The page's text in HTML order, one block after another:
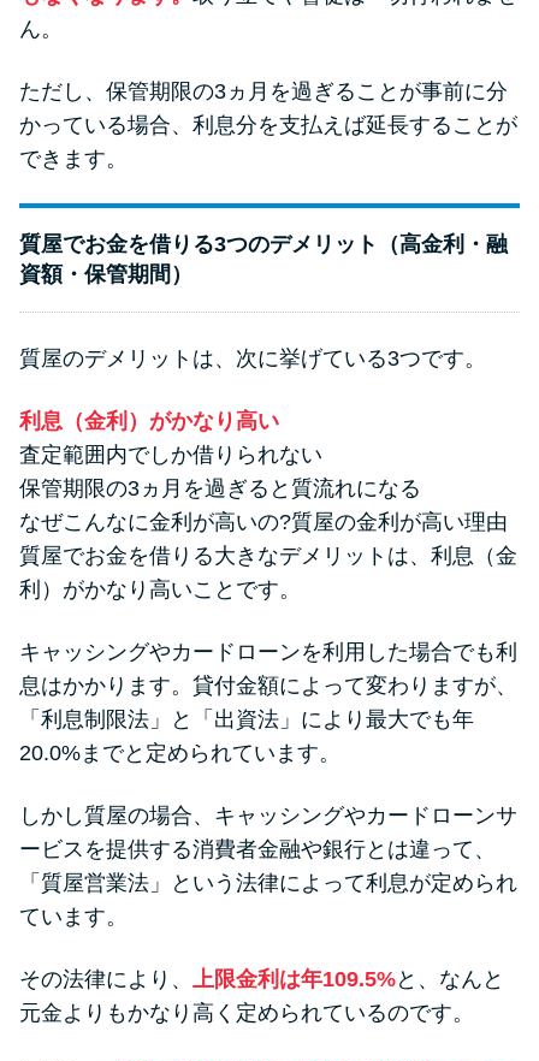
ん。
ただし、保管期限の3ヵ月を過ぎることが事前に分
かっている場合、利息分を支払えば延長することが
できます。
質屋でお金を借りる3つのデメリット（高金利・融
資額・保管期間）
質屋のデメリットは、次に挙げている3つです。
利息（金利）がかなり高い
査定範囲内でしか借りられない
保管期限の3ヵ月を過ぎると質流れになる
なぜこんなに金利が高いの?質屋の金利が高い理由
質屋でお金を借りる大きなデメリットは、利息（金
利）がかなり高いことです。
キャッシングやカードローンを利用した場合でも利
息はかかります。貸付金額によって変わりますが、
「利息制限法」と「出資法」により最大でも年
20.0%までと定められています。
しかし質屋の場合、キャッシングやカードローンサ
ービスを提供する消費者金融や銀行とは違って、
「質屋営業法」という法律によって利息が定められ
ています。
その法律により、 上限金利は年109.5%と、なんと
元金よりもかなり高く定められているのです。